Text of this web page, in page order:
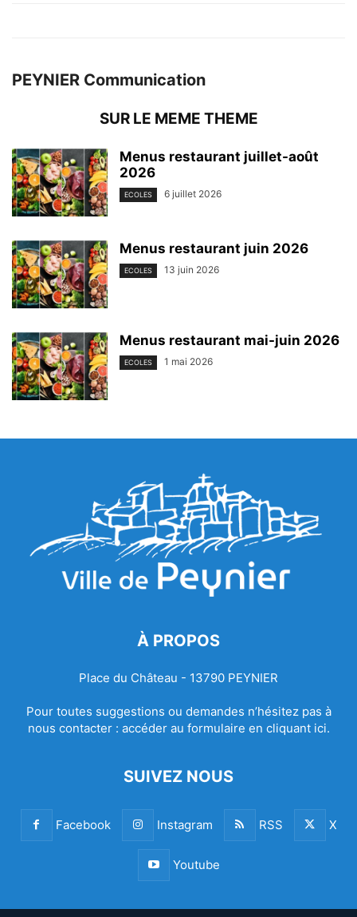
PEYNIER Communication
SUR LE MEME THEME
Menus restaurant juillet-août
2026
ECOLES 6 juillet 2026
Menus restaurant juin 2026
ECOLES 13 juin 2026
Menus restaurant mai-juin 2026
ECOLES 1 mai 2026
À PROPOS
Place du Château - 13790 PEYNIER
Pour toutes suggestions ou demandes n’hésitez pas à
nous contacter : accéder au formulaire en cliquant ici.
SUIVEZ NOUS
Facebook Instagram RSS X
Youtube